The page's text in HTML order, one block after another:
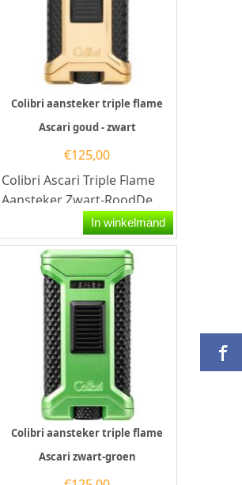
Colibri aansteker triple flame
Ascari goud - zwart
€125,00
Colibri Ascari Triple Flame
Aansteker Zwart-RoodDe
Colibri Ascari zwart-rood is
een hoogwaardige...
In winkelmand
Colibri aansteker triple flame
Ascari zwart-groen